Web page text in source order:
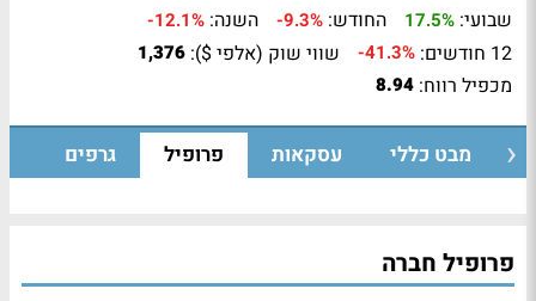
שבועי: 17.5% החודש: -9.3% השנה: -12.1%
12 חודשים: -41.3% שווי שוק (אלפי $): 1,376
מכפיל רווח: 8.94
מבט כללי עסקאות פרופיל גרפים
פרופיל חברה